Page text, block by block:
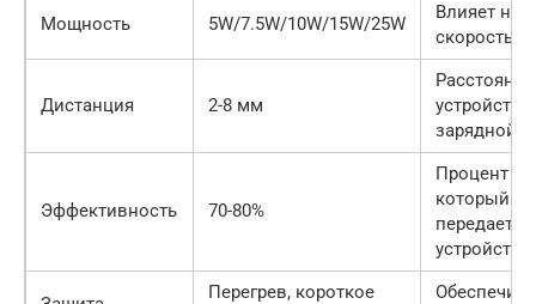
Мощность 5W/7.5W/10W/15W/25W
Влияет на
скорость
Дистанция 2-8 мм
зарядной
Эффективность 70-80%
Процент
который
передается
устройству
Перегрев, короткое